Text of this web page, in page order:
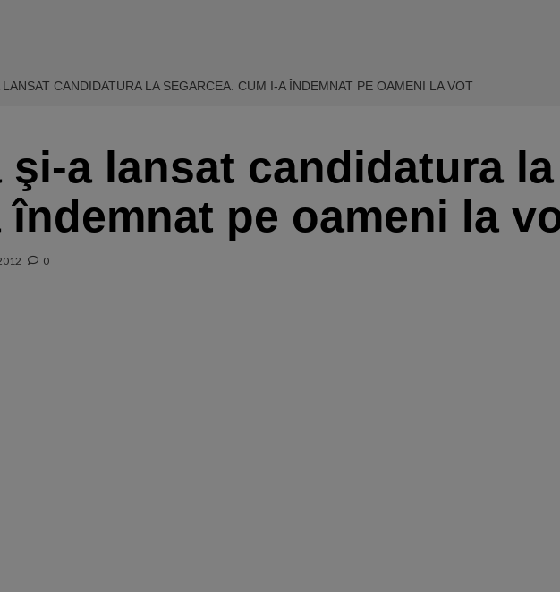
CANDIDATURA LA SEGARCEA. CUM I-A ÎNDEMNAT PE OAMENI LA VOT
şi-a lansat candidatura
îndemnat pe oameni la
0